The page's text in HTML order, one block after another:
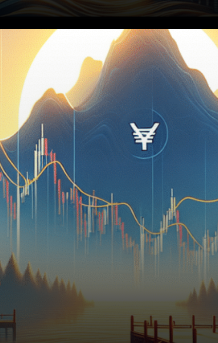
La Banque Populaire de Chine
a averti que le yuan pourrait
connaître une volatilité accrue
au cours du premier
trimestre…